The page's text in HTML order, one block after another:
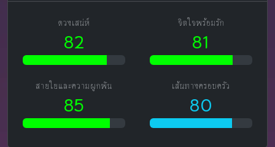
ดวงเสน่ห์
82
จิตใจพร้อมรัก
81
สายใยและความผูกพัน
85
เส้นทางครอบครัว
80